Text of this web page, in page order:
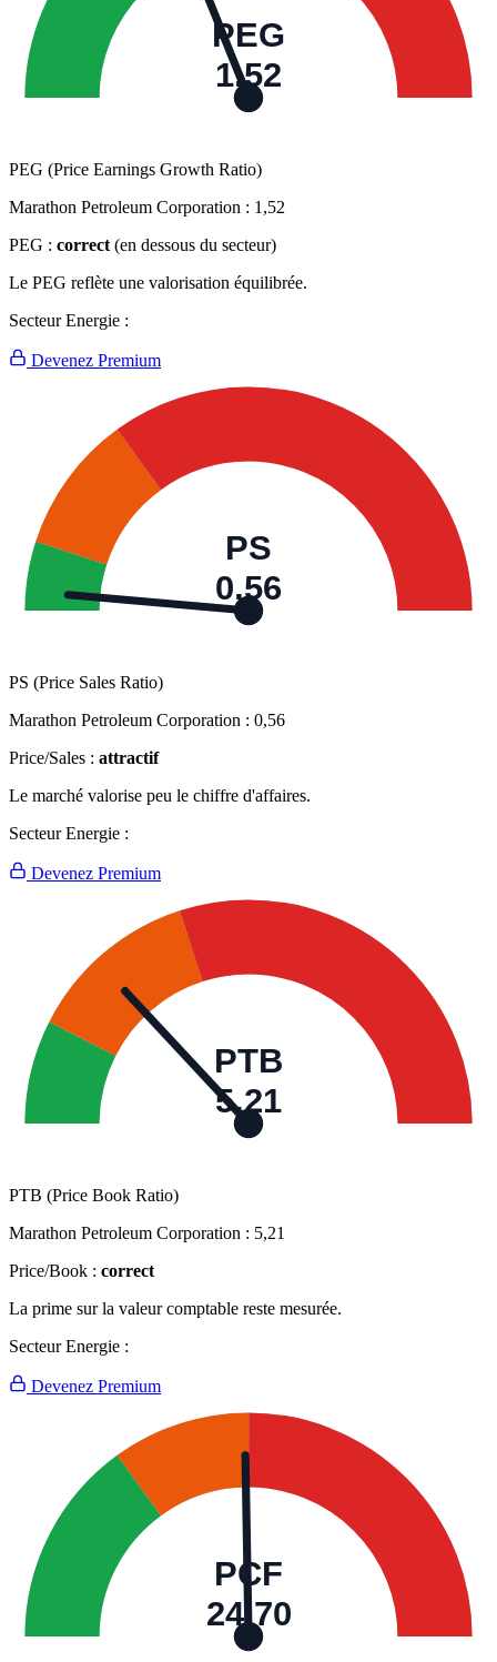
PEG
1,52
PEG (Price Earnings Growth Ratio)
Marathon Petroleum Corporation : 1,52
PEG : correct (en dessous du secteur)
Le PEG reflète une valorisation équilibrée.
Secteur Energie :
Devenez Premium
PS
0,56
PS (Price Sales Ratio)
Marathon Petroleum Corporation : 0,56
Price/Sales : attractif
Le marché valorise peu le chiffre d'affaires.
Secteur Energie :
Devenez Premium
PTB
5,21
PTB (Price Book Ratio)
Marathon Petroleum Corporation : 5,21
Price/Book : correct
La prime sur la valeur comptable reste mesurée.
Secteur Energie :
Devenez Premium
PCF
24,70